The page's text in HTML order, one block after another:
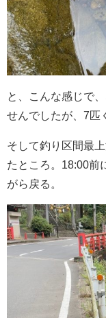
と、こんな感じで
せんでしたが、7匹
そして釣り区間最
たところ。18:00前
がら戻る。